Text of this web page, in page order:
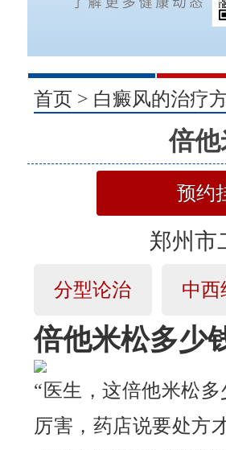
1 2
首页 > 白癜风的治疗
倍
预约
郑州市
分型论治 中西
倍他米松多少
“医生，这倍他米松
厉害，药店说要处方